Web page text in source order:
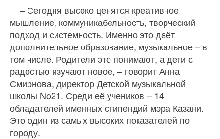
– Сегодня высоко ценятся креативное
мышление, коммуникабельность, творческий
подход и системность. Именно это даёт
дополнительное образование, музыкальное – в
том числе. Родители это понимают, а дети с
радостью изучают новое, – говорит Анна
Смирнова, директор Детской музыкальной
школы No21. Среди её учеников – 14
обладателей именных стипендий мэра Казани.
Это один из самых высоких показателей по
городу.